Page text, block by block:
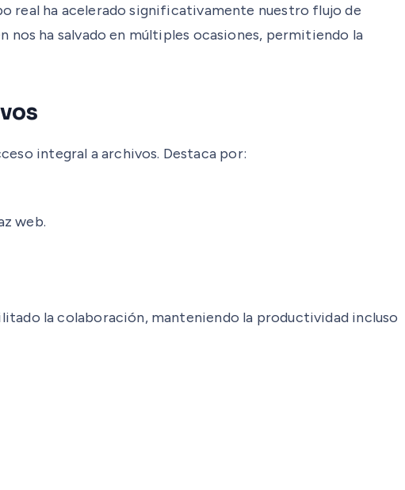
real ha acelerado significativamente nuestro flujo de
ha salvado en múltiples ocasiones, permitiendo la
integral a archivos. Destaca por:
web.
la colaboración, manteniendo la productividad incluso